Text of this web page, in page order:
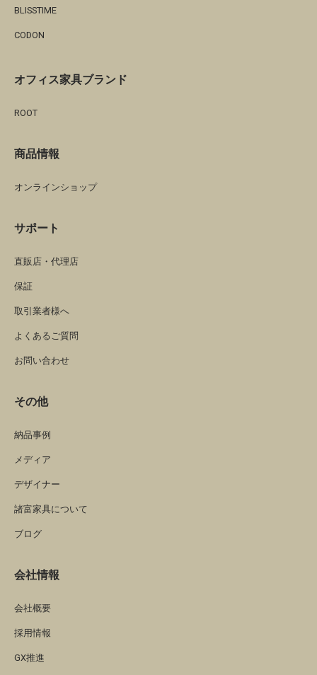
BLISSTIME
CODON
オフィス家具ブランド
ROOT
商品情報
オンラインショップ
サポート
直販店・代理店
保証
取引業者様へ
よくあるご質問
お問い合わせ
その他
納品事例
メディア
デザイナー
諸富家具について
ブログ
会社情報
会社概要
採用情報
GX推進